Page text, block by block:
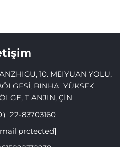
10. MEIYUAN YOLU,
BINHAI YÜKSEK
TIANJIN, ÇİN
22-83703160
protected]